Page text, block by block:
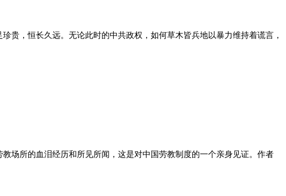
贵，恒长久远。无论此时的中共政权，如何草木皆兵地以暴力维持着谎言，
场所的血泪经历和所见所闻，这是对中国劳教制度的一个亲身见证。作者